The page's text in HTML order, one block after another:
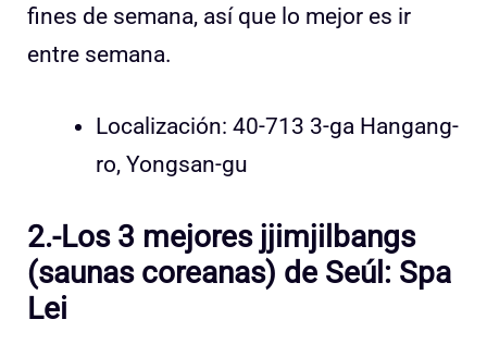
fines de semana, así que lo mejor es ir
entre semana.
Localización: 40-713 3-ga Hangang-
ro, Yongsan-gu
2.-Los 3 mejores jjimjilbangs
(saunas coreanas) de Seúl: Spa
Lei